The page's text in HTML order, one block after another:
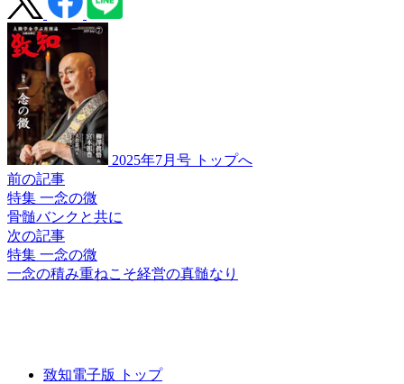
2025年7月号 トップへ
前の記事
特集 一念の微
骨髄バンクと共に
次の記事
特集 一念の微
一念の積み重ねこそ経営の真髄なり
致知電子版 トップ